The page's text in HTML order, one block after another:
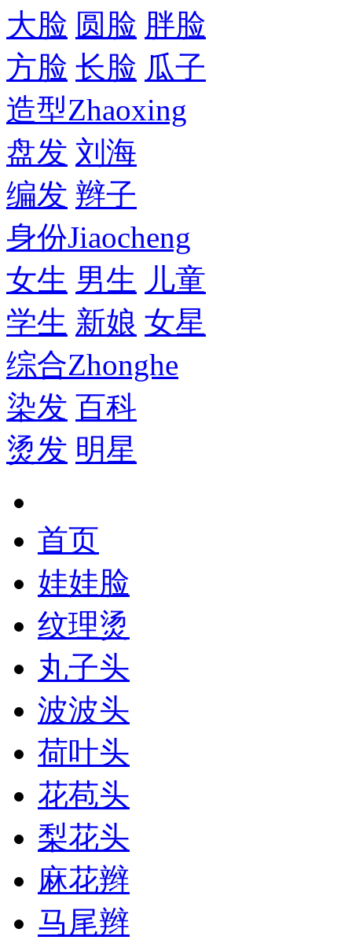
大脸 圆脸 胖脸
方脸 长脸 瓜子
造型Zhaoxing
盘发 刘海
编发 辫子
身份Jiaocheng
女生 男生 儿童
学生 新娘 女星
综合Zhonghe
染发 百科
烫发 明星
首页
娃娃脸
纹理烫
丸子头
波波头
荷叶头
花苞头
梨花头
麻花辫
马尾辫